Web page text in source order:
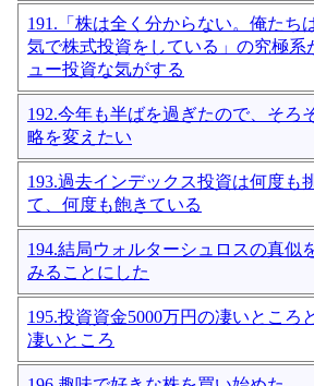
191.「株は全く分からない。俺たち
気で株式投資をしている」の究極系
ュー投資な気がする
192.今年も半ばを過ぎたので、そろ
略を変えたい
193.過去インデックス投資は何度も
て、何度も飽きている
194.結局ウォルターシュロスの真似
みることにした
195.投資資金5000万円の凄いところ
凄いところ